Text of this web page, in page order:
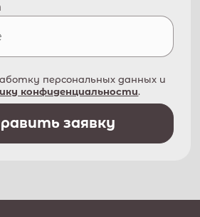
персональных данных и
конфиденциальности.
заявку